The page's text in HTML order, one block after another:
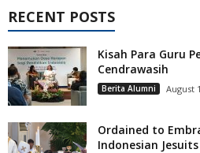
RECENT POSTS
Kisah Para Guru
Cendrawasih
Berita Alumni August
Ordained to
Indonesian